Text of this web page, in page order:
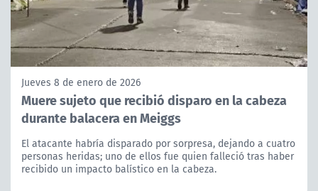
Jueves 8 de enero de 2026
Muere sujeto que recibió disparo en la cabeza
durante balacera en Meiggs
El atacante habría disparado por sorpresa, dejando a cuatro
personas heridas; uno de ellos fue quien falleció tras haber
recibido un impacto balístico en la cabeza.